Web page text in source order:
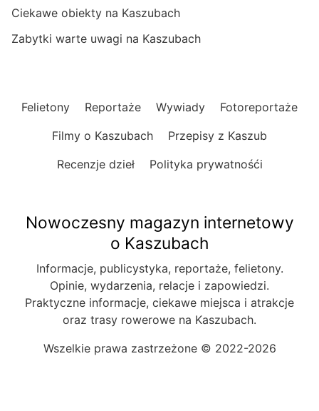
Ciekawe obiekty na Kaszubach
Zabytki warte uwagi na Kaszubach
Felietony Reportaże Wywiady
Fotoreportaże
Filmy o Kaszubach
Przepisy z Kaszub
Recenzje dzieł
Polityka prywatnośći
Nowoczesny magazyn internetowy
o Kaszubach
Informacje, publicystyka, reportaże, felietony.
Opinie, wydarzenia, relacje i zapowiedzi.
Praktyczne informacje, ciekawe miejsca i atrakcje
oraz trasy rowerowe na Kaszubach.
Wszelkie prawa zastrzeżone © 2022-2026